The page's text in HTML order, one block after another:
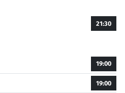
21:30
19:00
19:00